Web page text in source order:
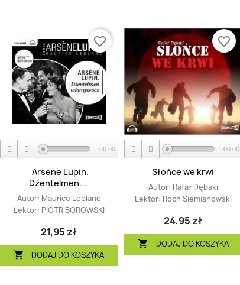
00:00
Arsene Lupin.
Dżentelmen...
Autor: Maurice Leblanc
Lektor: PIOTR BOROWSKI
21,95 zł
 DODAJ DO KOSZYKA
favorite_border
00:00
Słońce we krwi
Autor: Rafał Dębski
Lektor: Roch Siemianowski
24,95 zł
 DODAJ DO KOSZYKA
favorite_border